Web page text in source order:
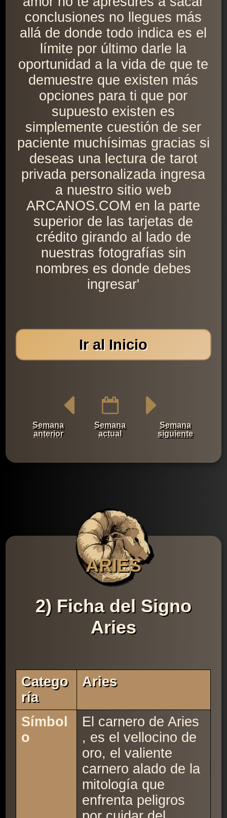
conclusiones no llegues más
allá de donde todo indica es el
límite por último darle la
oportunidad a la vida de que te
demuestre que existen más
opciones para ti que por
supuesto existen es
simplemente cuestión de ser
paciente muchísimas gracias si
deseas una lectura de tarot
privada personalizada ingresa
a nuestro sitio web
ARCANOS.COM en la parte
superior de las tarjetas de
crédito girando al lado de
nuestras fotografías sin
nombres es donde debes
ingresar'
Ir al Inicio
Semana
anterior
Semana
actual
Semana
siguiente
ARIES
2) Ficha del Signo
Aries
Catego
Ría
Aries
Símbol
o
El carnero de Aries
, es el vellocino de
oro, el valiente
carnero alado de la
mitología que
enfrenta peligros